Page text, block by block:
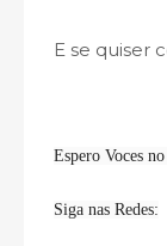
E se quiser
Espero Voces
Siga nas Redes: